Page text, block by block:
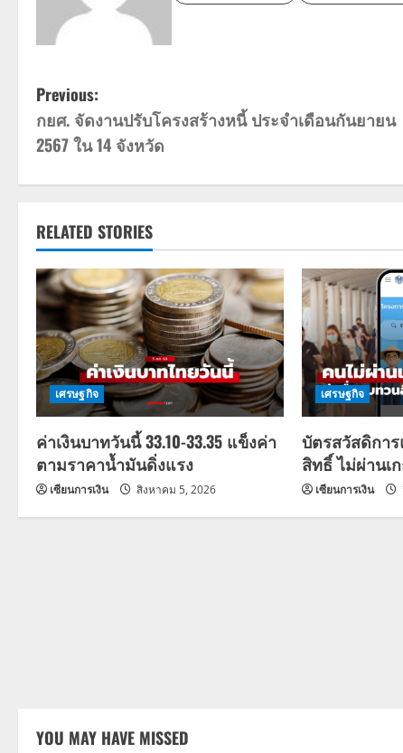
P
o
s
n
a
v
i
g
a
t
i
Previous:
กยศ. จัดงานปรับโครงสร้างหนี้ ประจำเดือนกันยายน
2567 ใน 14 จังหวัด
RELATED STORIES
เศรษฐกิจ
ค่าเงินบาทวันนี้ 33.10-33.35 แข็งค่า
ตามราคาน้ำมันดิ่งแรง
เซียนการเงิน สิงหาคม 5, 2026
เศรษฐกิจ
บัตรสวัสดิกา
สิทธิ์ ไม่ผ่าน
เซียนการเงิน
YOU MAY HAVE MISSED